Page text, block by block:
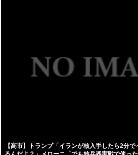
【高市】トランプ「イランが核入手したら2分